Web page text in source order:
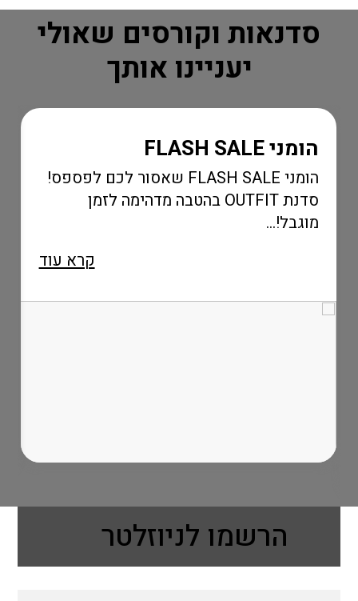
סדנאות וקורסים שאולי
יעניינו אותך
הומני FLASH SALE
הומני FLASH SALE שאסור לכם לפספס!
סדנת OUTFIT בהטבה מדהימה לזמן
מוגבל!...
קרא עוד
הרשמו לניוזלטר